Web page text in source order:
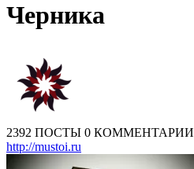
Черника
2392 ПОСТЫ 0 КОММЕНТАРИИ
http://mustoi.ru